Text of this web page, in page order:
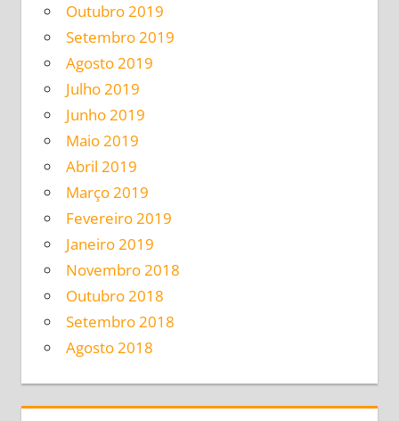
Outubro 2019
Setembro 2019
Agosto 2019
Julho 2019
Junho 2019
Maio 2019
Abril 2019
Março 2019
Fevereiro 2019
Janeiro 2019
Novembro 2018
Outubro 2018
Setembro 2018
Agosto 2018